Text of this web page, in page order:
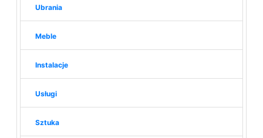
Ubrania
Meble
Instalacje
Usługi
Sztuka